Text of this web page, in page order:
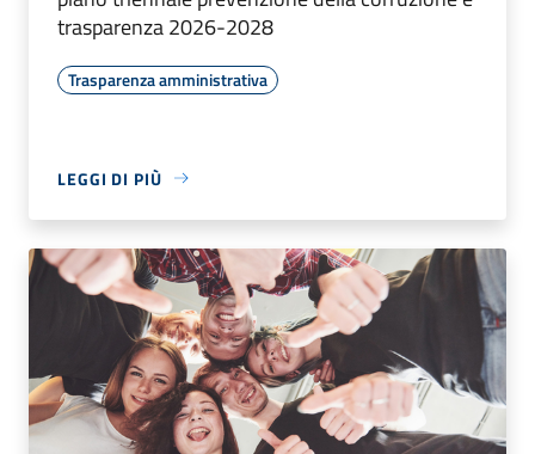
trasparenza 2026-2028
Trasparenza amministrativa
LEGGI DI PIÙ